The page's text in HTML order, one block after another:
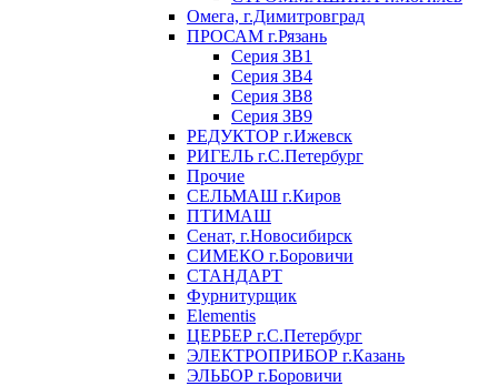
Омега, г.Димитровград
ПРОСАМ г.Рязань
Серия ЗВ1
Серия ЗВ4
Серия ЗВ8
Серия ЗВ9
РЕДУКТОР г.Ижевск
РИГЕЛЬ г.С.Петербург
Прочие
СЕЛЬМАШ г.Киров
ПТИМАШ
Сенат, г.Новосибирск
СИМЕКО г.Боровичи
СТАНДАРТ
Фурнитурщик
Elementis
ЦЕРБЕР г.С.Петербург
ЭЛЕКТРОПРИБОР г.Казань
ЭЛЬБОР г.Боровичи